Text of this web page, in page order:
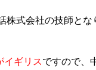
式会社の技師とな
イギリスですので、